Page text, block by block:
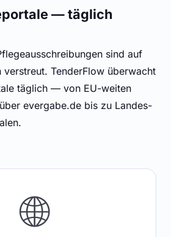
— täglich
sind auf
verstreut. TenderFlow überwacht
täglich — von EU-weiten
evergabe.de bis zu Landes-
🌐